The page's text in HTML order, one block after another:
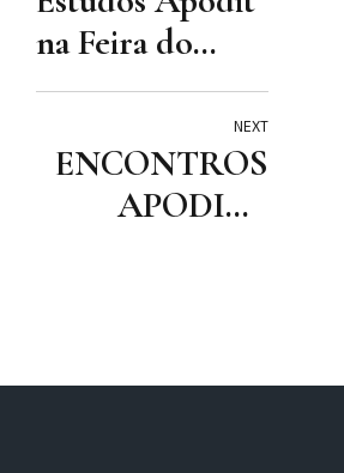
na Feira do
Livro
NEXT
ENCONTROS
APODIT -